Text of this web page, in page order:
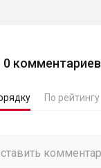
0 комментариев
По рейтингу